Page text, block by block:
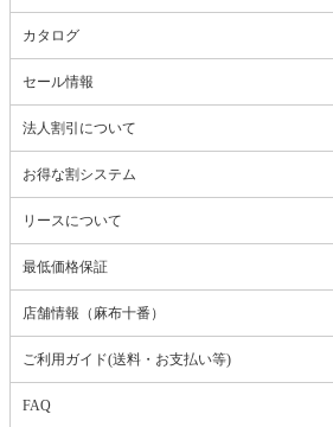
カタログ
セール情報
法人割引について
お得な割システム
リースについて
最低価格保証
店舗情報（麻布十番）
ご利用ガイド(送料・お支払い等)
FAQ